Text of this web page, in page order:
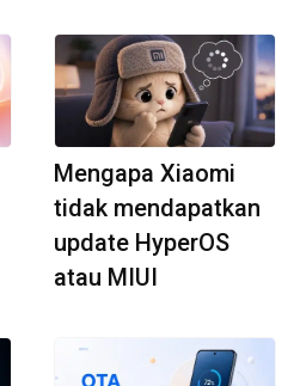
Mengapa Xiaomi
tidak mendapatkan
update HyperOS
atau MIUI